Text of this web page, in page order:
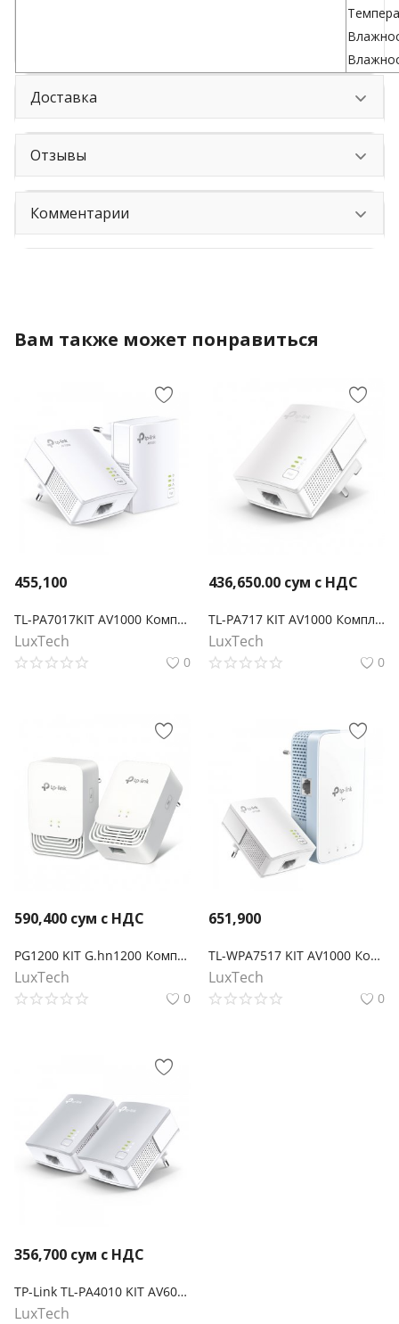
Доставка
Отзывы
Комментарии
Вам также может понравиться
455,100
TL-PA7017KIT AV1000 Комплект гигабитных адаптеров Powerline
LuxTech
0
436,650.00 сум с НДС
TL-PA717 KIT AV1000 Комплект гигабитных адаптеров Powerline
LuxTech
0
590,400 сум с НДС
PG1200 KIT G.hn1200 Комплект гигабитных Powerline-адаптеров
LuxTech
0
651,900
TL-WPA7517 KIT AV1000 Комплект гигабитных Wi‑Fi Powerline адаптеров
LuxTech
0
356,700 сум с НДС
TP-Link TL-PA4010 KIT AV600 Комплект адаптеров Powerline
LuxTech